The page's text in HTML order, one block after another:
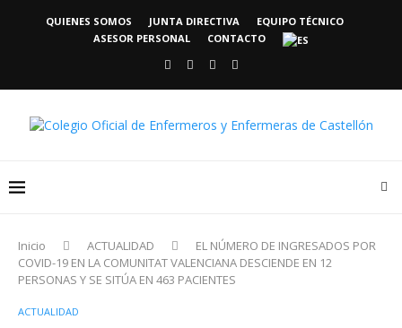
QUIENES SOMOS JUNTA DIRECTIVA
EQUIPO TÉCNICO
ASESOR PERSONAL
CONTACTO
Inicio ACTUALIDAD
EL NÚMERO DE INGRESADOS POR
COVID-19 EN LA COMUNITAT VALENCIANA DESCIENDE EN 12
PERSONAS Y SE SITÚA EN 463 PACIENTES
ACTUALIDAD